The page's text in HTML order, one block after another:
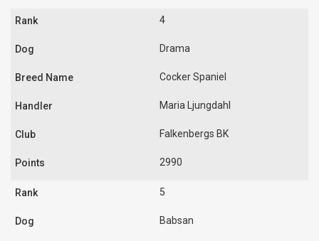
4
Drama
Cocker Spaniel
Maria Ljungdahl
Falkenbergs BK
2990
5
Babsan